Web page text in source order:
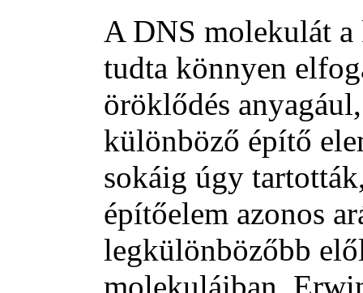
A DNS molekulát a
tudta könnyen
öröklődés
különböző építő
sokáig úgy
építőelem azonos
legkülönbözőbb